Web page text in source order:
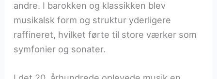
andre. I barokken og klassikken blev
musikalsk form og struktur yderligere
raffineret, hvilket førte til store værker som
symfonier og sonater.